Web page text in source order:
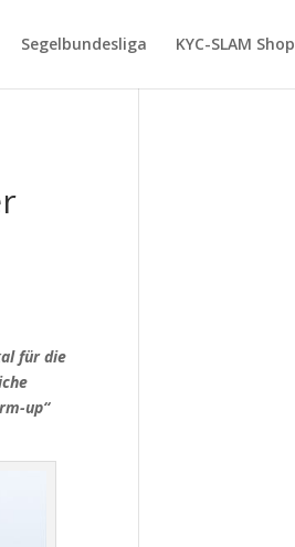
Segelbundesliga KYC-SLAM Shop
für die
up“